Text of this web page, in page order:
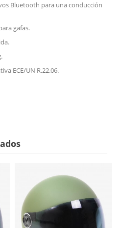
Bluetooth para una conducción
gafas.
ECE/UN R.22.06.